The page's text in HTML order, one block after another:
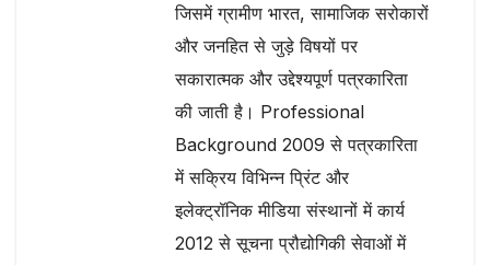
जिसमें ग्रामीण भारत, सामाजिक सरोकारों
और जनहित से जुड़े विषयों पर
सकारात्मक और उद्देश्यपूर्ण पत्रकारिता
की जाती है। Professional
Background 2009 से पत्रकारिता
में सक्रिय विभिन्न प्रिंट और
इलेक्ट्रॉनिक मीडिया संस्थानों में कार्य
2012 से सूचना प्रौद्योगिकी सेवाओं में